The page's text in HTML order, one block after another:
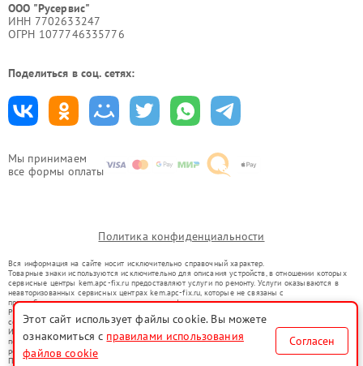
Мы принимаем
все формы оплаты
ООО "Русервис"
ИНН 7702633247
ОГРН 1077746335776
Поделиться в соц. сетях:
Политика конфиденциальности
Вся информация на сайте носит исключительно справочный характер.
Товарные знаки используются исключительно для описания устройств, в отношении которых
сервисные центры kem.apc-fix.ru предоставляют услуги по ремонту. Услуги оказываются в
неавторизованных сервисных центрах kem.apc-fix.ru, которые не связаны с
правообладателями товарных знаков или их официальными представителями.
Ремонт осуществляется для устройств, уже введенных в гражданский оборот в соответствии
со статьей 1487 ГК РФ.
Использование товарных знаков не преследует цели индивидуализации услуг или введения
потребителей в заблуждение, а служит для информирования о предоставляемых услугах по
ремонту техники указанных брендов.
Представленная на сайте информация не является публичной офертой, определяемой
Этот сайт использует файлы cookie. Вы можете
ознакомиться с правилами использования
файлов cookie
Согласен